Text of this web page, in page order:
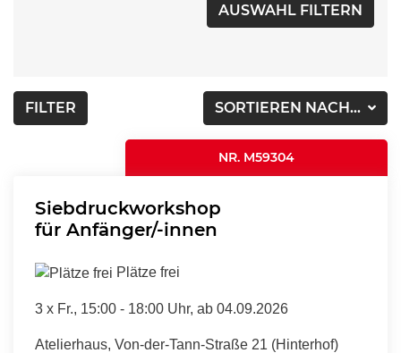
SORTIEREN NACH...
FILTER
NR. M59304
Siebdruckworkshop
für Anfänger/-innen
Plätze frei
3 x Fr., 15:00 - 18:00 Uhr, ab 04.09.2026
Atelierhaus, Von-der-Tann-Straße 21 (Hinterhof)